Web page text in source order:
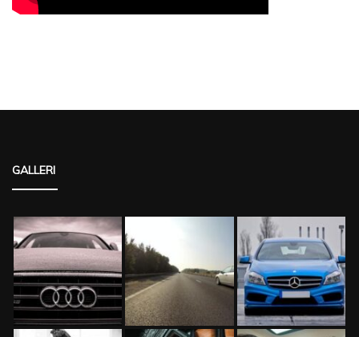
GALLERI